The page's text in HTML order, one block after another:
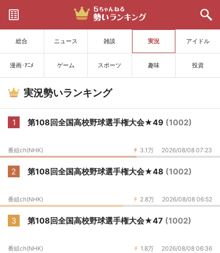
総合 ニュース 雑談 実況 アイドル
漫画･ｱﾆﾒ ゲーム スポーツ 趣味 投資
サイトを更新
実況勢いランキング
1 第108回全国高校野球選手権大会★49 (1002)
3.1万 2026/08/08 07:23
番組ch(NHK)
2 第108回全国高校野球選手権大会★48 (1002)
2.8万 2026/08/08 06:52
番組ch(NHK)
3 第108回全国高校野球選手権大会★47 (1002)
1.8万 2026/08/08 06:36
番組ch(NHK)